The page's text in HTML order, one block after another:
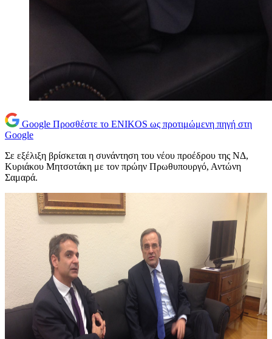
Google Προσθέστε το ENIKOS ως προτιμώμενη πηγή στη
Google
Σε εξέλιξη βρίσκεται η συνάντηση του νέου προέδρου της ΝΔ,
Κυριάκου Μητσοτάκη με τον πρώην Πρωθυπουργό, Αντώνη
Σαμαρά.